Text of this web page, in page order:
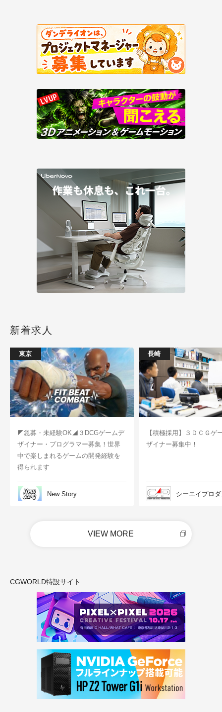
新着求人
東京
◤急募・未経験OK◢３DCGゲームデ
ザイナー・プログラマー募集！世界
中で楽しまれるゲームの開発経験を
得られます
New Story
長崎
【積極採用】３ＤＣＧゲ
ザイナー募集中！
シーエイプロ
VIEW MORE
CGWORLD特設サイト